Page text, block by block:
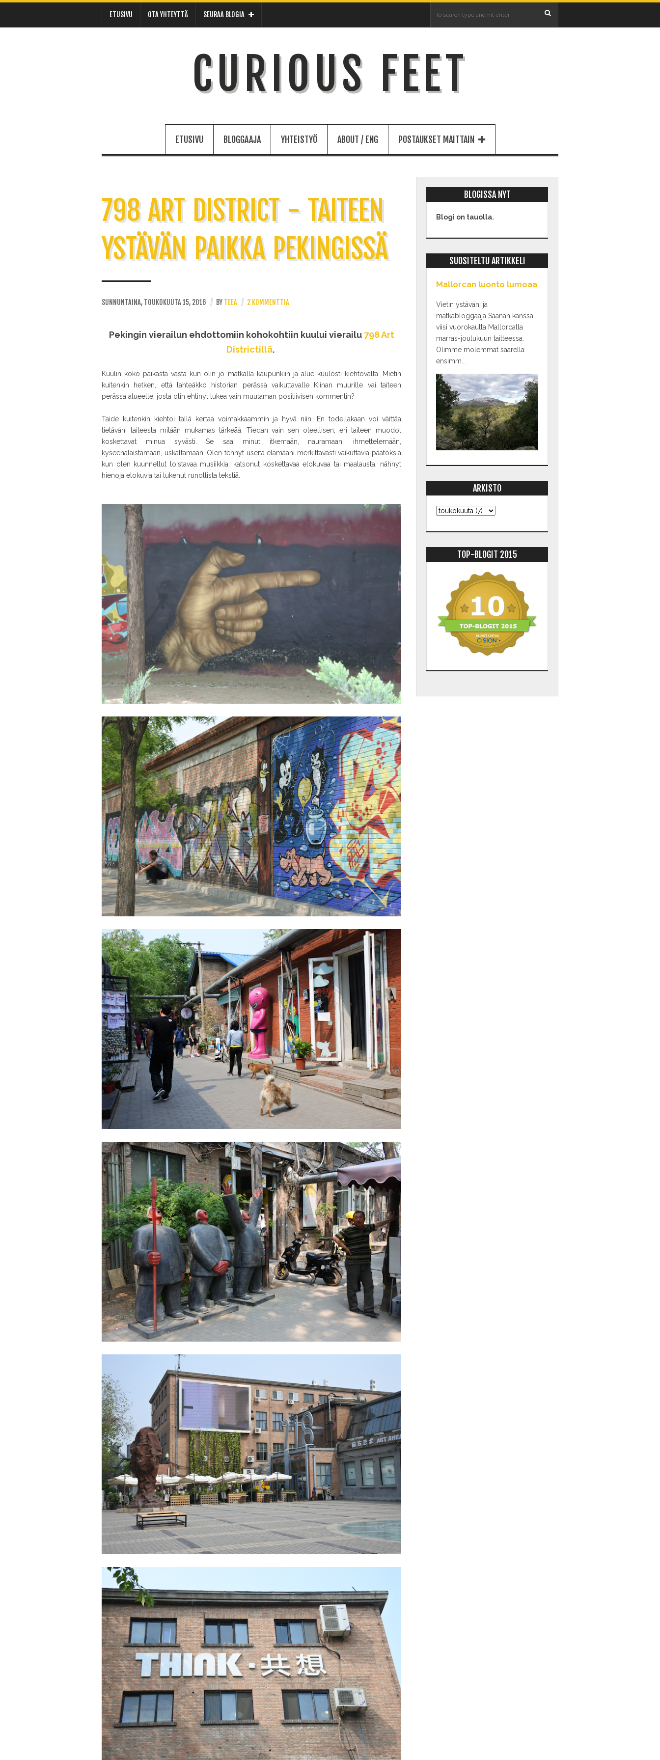
ETUSIVU OTA YHTEYTTÄ SEURAA BLOGIA
CURIOUS FEET
ETUSIVU BLOGGAAJA YHTEISTYÖ ABOUT / ENG POSTAUKSET MAITTAIN
798 ART DISTRICT - TAITEEN
YSTÄVÄN PAIKKA PEKINGISSÄ
SUNNUNTAINA, TOUKOKUUTA 15, 2016 // BY TEEA // 2 KOMMENTTIA
Pekingin vierailun ehdottomiin kohokohtiin kuului vierailu 798 Art
Districtillä.
Kuulin koko paikasta vasta kun olin jo matkalla kaupunkiin ja alue kuulosti kiehtovalta. Mietin
kuitenkin hetken, että lähteäkkö historian perässä vaikuttavalle Kiinan muurille vai taiteen
perässä alueelle, josta olin ehtinyt lukea vain muutaman positiivisen kommentin?
Taide kuitenkin kiehtoi tällä kertaa voimakkaammin ja hyvä niin. En todellakaan voi väittää
tietäväni taiteesta mitään mukamas tärkeää. Tiedän vain sen oleellisen; eri taiteen muodot
koskettavat minua syvästi. Se saa minut itkemään, nauramaan, ihmettelemään,
kyseenalaistamaan, uskaltamaan. Olen tehnyt useita elämääni merkittävästi vaikuttavia päätöksiä
kun olen kuunnellut loistavaa musiikkia, katsonut koskettavaa elokuvaa tai maalausta, nähnyt
hienoja elokuvia tai lukenut runollista tekstiä.
BLOGISSA NYT
Blogi on tauolla.
SUOSITELTU ARTIKKELI
Mallorcan luonto lumoaa
Vietin ystäväni ja
matkabloggaaja Saanan kanssa
viisi vuorokautta Mallorcalla
marras-joulukuun taitteessa.
Olimme molemmat saarella
ensimm...
ARKISTO
TOP-BLOGIT 2015